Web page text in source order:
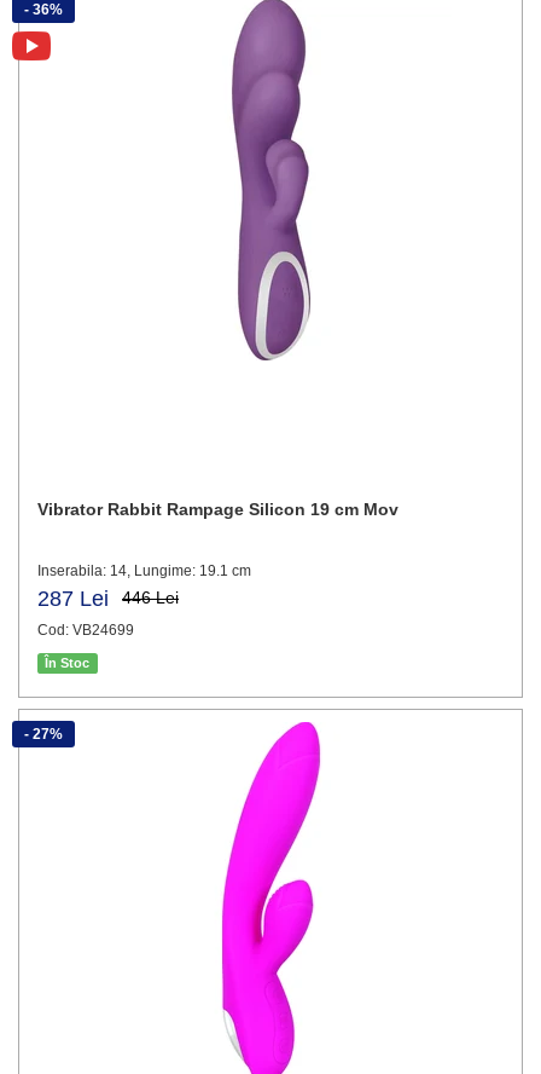
Vibrator Rabbit Rampage Silicon 19 cm Mov
Inserabila: 14, Lungime: 19.1 cm
287 Lei 446 Lei
Cod: VB24699
În Stoc
- 36%
- 27%